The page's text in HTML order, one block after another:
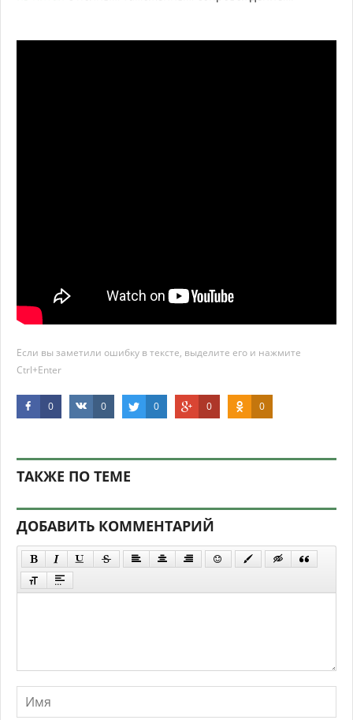
Если вы заметили ошибку в тексте, выделите его и нажмите
Ctrl+Enter
0 0 0 0 0
ТАКЖЕ ПО ТЕМЕ
ДОБАВИТЬ КОММЕНТАРИЙ